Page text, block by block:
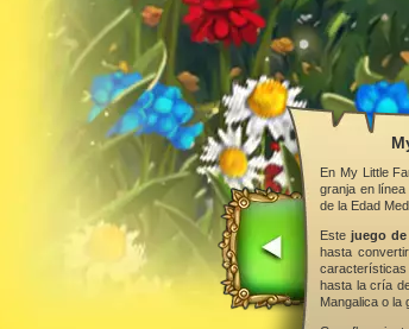
En My Little
granja en
de la Edad
Este juego de
hasta
hasta la cría
Mangalica o la